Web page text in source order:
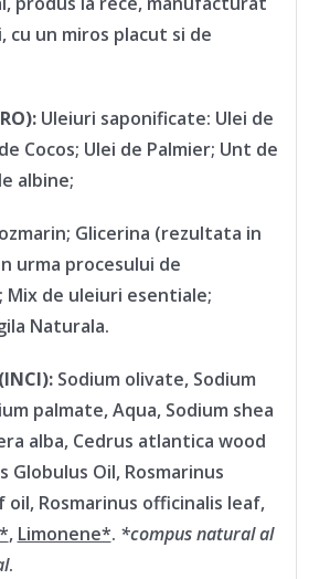
cu un miros placut si de
: Uleiuri saponificate: Ulei de
Cocos; Ulei de Palmier; Unt de
albine;
Glicerina (rezultata in
urma procesului de
Mix de uleiuri esentiale;
Naturala.
Sodium olivate, Sodium
palmate, Aqua, Sodium shea
alba, Cedrus atlantica wood
Globulus Oil, Rosmarinus
oil, Rosmarinus officinalis leaf,
, Limonene*. *compus natural al
.